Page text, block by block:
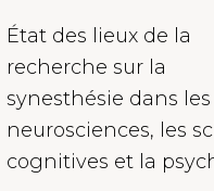
État des lieux de la
recherche sur la
synesthésie dans les
neurosciences, les
cognitives et la